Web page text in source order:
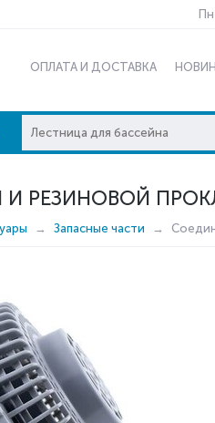
ОПЛАТА И ДОСТАВКА
Запасные части